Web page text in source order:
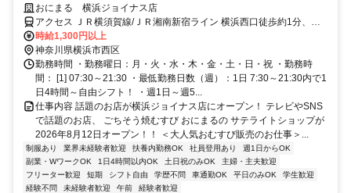
4hの短時間～OK★】
おにまる 横浜ジョイナス店
アクセス ＪＲ横須賀線/ＪＲ湘南新宿ライン 横浜西口徒歩約1分、Ｊ
Ｒ京浜東北線/ＪＲ横浜線 横浜西口徒歩約1分、京急本線 横浜西口徒
歩約1分 「横浜駅」より徒歩1分 【受動喫煙防止措置】敷地内禁煙
（喫煙所/勤務地により異なる）
時給1,300円以上
神奈川県横浜市西区
勤務時間 ・勤務曜日：月・火・水・木・金・土・日・祝 ・勤務時
間： [1] 07:30～21:30 ・最低勤務日数（週）：1日 7:30～21:30内で1
日4時間～自由シフト！ ・週1日～週5...
仕事内容 話題のお店が横浜ジョイナス店にオープン！ テレビやSNS
で話題のお店、 ごちそう焼むすび おにまるの サテライトショップが
2026年8月12日オープン！！ ＜大人気おむすび販売のお仕事＞...
制服あり 業界未経験者歓迎 扶養内勤務OK 社員登用あり
週1日からOK
副業・WワークOK
1日4時間以内OK 土日祝のみOK
主婦・主夫歓迎
フリーター歓迎
短期 シフト自由 学歴不問 車通勤OK 平日のみOK
学生歓迎
経験不問
未経験者歓迎 午前 経験者歓迎